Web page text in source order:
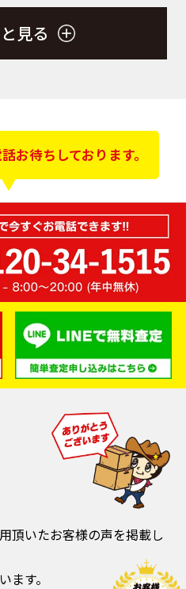
見る
お待ちしております。
頂いたお客様の声を掲載し
ます。